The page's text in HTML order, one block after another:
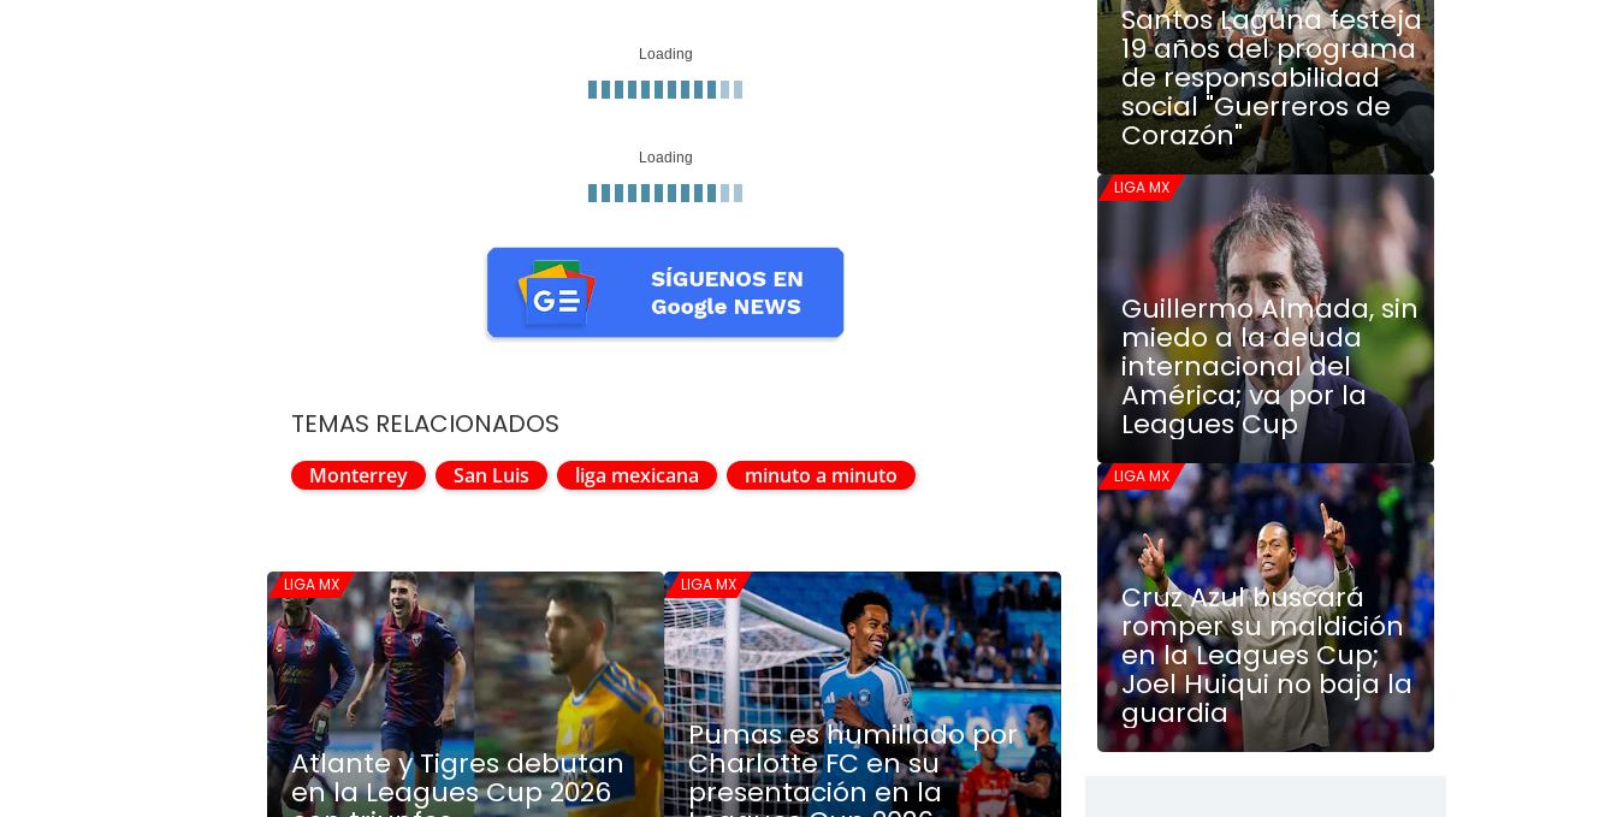
Loading
Loading
TEMAS RELACIONADOS
Monterrey San Luis liga mexicana minuto a minuto
LIGA MX
Atlante y Tigres debutan
en la Leagues Cup 2026
LIGA MX
Pumas es humillado por
Charlotte FC en su
presentación en la
Santos Laguna festeja
19 años del programa
de responsabilidad
social "Guerreros de
Corazón"
LIGA MX
Guillermo Almada, sin
miedo a la deuda
internacional del
América; va por la
Leagues Cup
LIGA MX
Cruz Azul buscará
romper su maldición
en la Leagues Cup;
Joel Huiqui no baja la
guardia